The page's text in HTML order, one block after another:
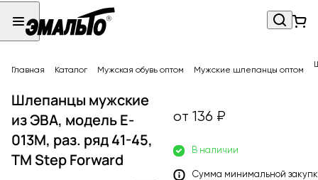
Главная Каталог Мужская обувь оптом Мужские шлепанцы оптом
Шлепанцы мужские
из ЭВА, модель E-
013M, раз. ряд 41-45,
ТМ Step Forward
от 136 ₽
В наличии
Сумма минимальной